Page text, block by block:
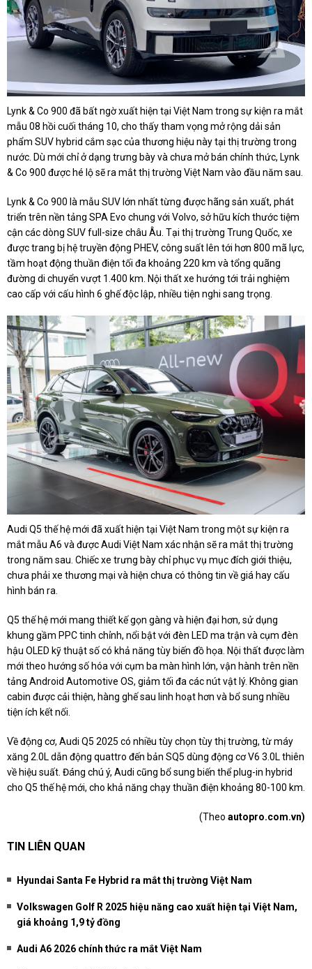
Lynk & Co 900 đã bất ngờ xuất hiện tại Việt Nam trong sự kiện ra mắt
mẫu 08 hồi cuối tháng 10, cho thấy tham vọng mở rộng dải sản
phẩm SUV hybrid cắm sạc của thương hiệu này tại thị trường trong
nước. Dù mới chỉ ở dạng trưng bày và chưa mở bán chính thức, Lynk
& Co 900 được hé lộ sẽ ra mắt thị trường Việt Nam vào đầu năm sau.
Lynk & Co 900 là mẫu SUV lớn nhất từng được hãng sản xuất, phát
triển trên nền tảng SPA Evo chung với Volvo, sở hữu kích thước tiệm
cận các dòng SUV full-size châu Âu. Tại thị trường Trung Quốc, xe
được trang bị hệ truyền động PHEV, công suất lên tới hơn 800 mã lực,
tầm hoạt động thuần điện tối đa khoảng 220 km và tổng quãng
đường di chuyển vượt 1.400 km. Nội thất xe hướng tới trải nghiệm
cao cấp với cấu hình 6 ghế độc lập, nhiều tiện nghi sang trọng.
Audi Q5 thế hệ mới đã xuất hiện tại Việt Nam trong một sự kiện ra
mắt mẫu A6 và được Audi Việt Nam xác nhận sẽ ra mắt thị trường
trong năm sau. Chiếc xe trưng bày chỉ phục vụ mục đích giới thiệu,
chưa phải xe thương mại và hiện chưa có thông tin về giá hay cấu
hình bán ra.
Q5 thế hệ mới mang thiết kế gọn gàng và hiện đại hơn, sử dụng
khung gầm PPC tinh chỉnh, nổi bật với đèn LED ma trận và cụm đèn
hậu OLED kỹ thuật số có khả năng tùy biến đồ họa. Nội thất được làm
mới theo hướng số hóa với cụm ba màn hình lớn, vận hành trên nền
tảng Android Automotive OS, giảm tối đa các nút vật lý. Không gian
cabin được cải thiện, hàng ghế sau linh hoạt hơn và bổ sung nhiều
tiện ích kết nối.
Về động cơ, Audi Q5 2025 có nhiều tùy chọn tùy thị trường, từ máy
xăng 2.0L dẫn động quattro đến bản SQ5 dùng động cơ V6 3.0L thiên
về hiệu suất. Đáng chú ý, Audi cũng bổ sung biến thể plug-in hybrid
cho Q5 thế hệ mới, cho khả năng chạy thuần điện khoảng 80-100 km.
(Theo autopro.com.vn)
TIN LIÊN QUAN
Hyundai Santa Fe Hybrid ra mắt thị trường Việt Nam
Volkswagen Golf R 2025 hiệu năng cao xuất hiện tại Việt Nam,
giá khoảng 1,9 tỷ đồng
Audi A6 2026 chính thức ra mắt Việt Nam